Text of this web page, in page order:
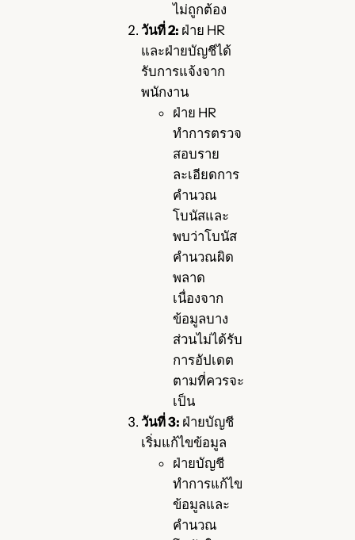
ไม่ถูกต้อง
วันที่ 2: ฝ่าย HR
และฝ่ายบัญชีได้
รับการแจ้งจาก
พนักงาน
ฝ่าย HR
ทำการตรวจ
สอบราย
ละเอียดการ
คำนวณ
โบนัสและ
พบว่าโบนัส
คำนวณผิด
พลาด
เนื่องจาก
ข้อมูลบาง
ส่วนไม่ได้รับ
การอัปเดต
ตามที่ควรจะ
เป็น
วันที่ 3: ฝ่ายบัญชี
เริ่มแก้ไขข้อมูล
ฝ่ายบัญชี
ทำการแก้ไข
ข้อมูลและ
คำนวณ